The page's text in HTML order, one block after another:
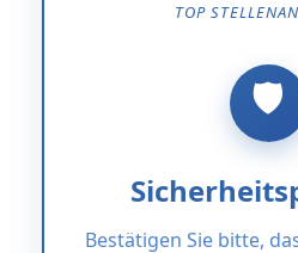
TOP
Bestätigen Sie bitte,